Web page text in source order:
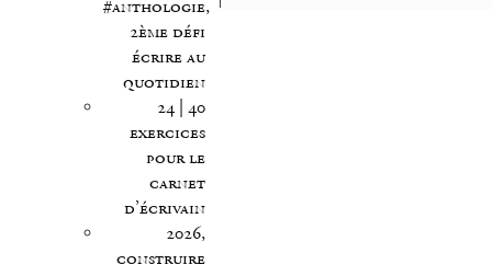
#anthologie,
2ème défi
écrire au
quotidien
24 | 40
exercices
pour le
carnet
d’écrivain
2026,
construire